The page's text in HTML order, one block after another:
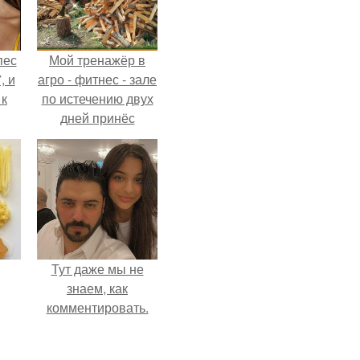
и
Мой тренажёр в
агро - фитнес - зале
по истечению двух
дней принёс
ощутимый
результат.
Тут даже мы не
знаем, как
комментировать.